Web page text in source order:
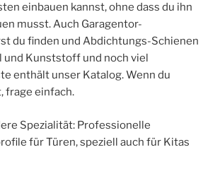
einbauen kannst, ohne dass du ihn
musst. Auch Garagentor-
du finden und Abdichtungs-Schienen
und Kunststoff und noch viel
enthält unser Katalog. Wenn du
frage einfach.
Spezialität: Professionelle
für Türen, speziell auch für Kitas